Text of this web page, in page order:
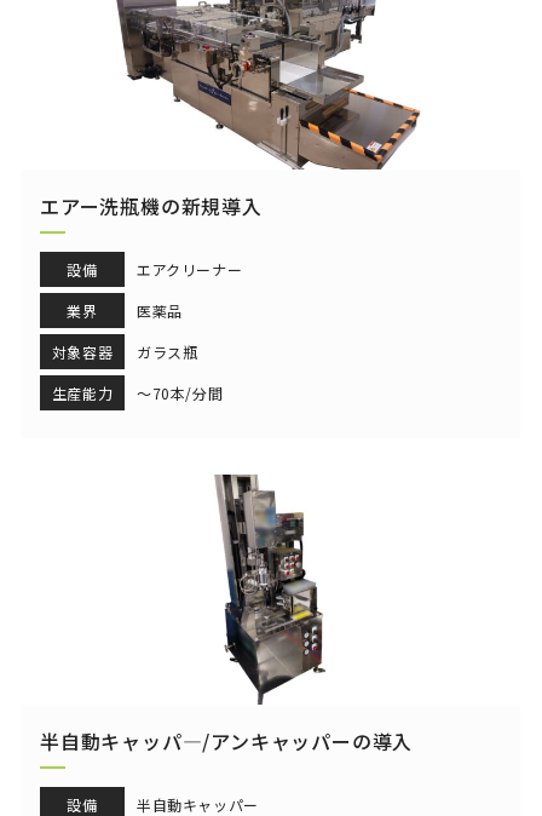
エアー洗瓶機の新規導入
設備
エアクリーナー
業界
医薬品
対象容器
ガラス瓶
生産能力
～70本/分間
半自動キャッパ―/アンキャッパーの導入
設備
半自動キャッパー